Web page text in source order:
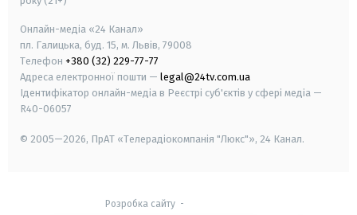
Онлайн-медіа «24 Канал»
пл. Галицька, буд. 15, м. Львів, 79008
Телефон +380 (32) 229-77-77
Адреса електронної пошти — legal@24tv.com.ua
Ідентифікатор онлайн-медіа в Реєстрі суб'єктів у сфері медіа —
R40-06057
© 2005—2026, ПрАТ «Телерадіокомпанія "Люкс"», 24 Канал.
Розробка сайту-